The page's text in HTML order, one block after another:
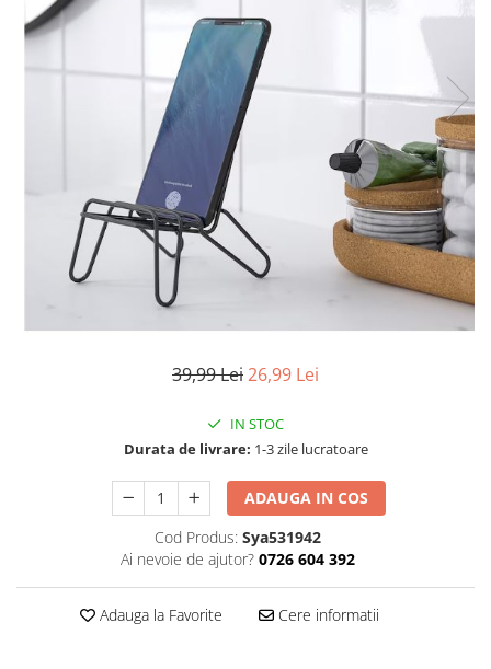
Articole mercerie
Organizare si depozitare
Huse si cutii depozitare
Sport & Timp liber
Articole fitness
Suporturi ortopedice si orteze
Accesorii sportive
Jucarii animale
Accesorii animale
Siguranta si protectie
Paturici si perne
39,99 Lei26,99 Lei
IN STOC
Durata de livrare: 1-3 zile lucratoare
ADAUGA IN COS
Cod Produs: Sya531942
Ai nevoie de ajutor? 0726 604 392
Adauga la Favorite Cere informatii